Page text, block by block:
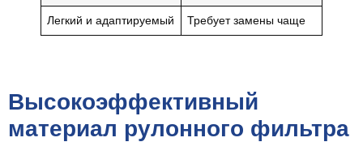
Легкий и адаптируемый Требует замены чаще
Высокоэффективный
материал рулонного фильтра